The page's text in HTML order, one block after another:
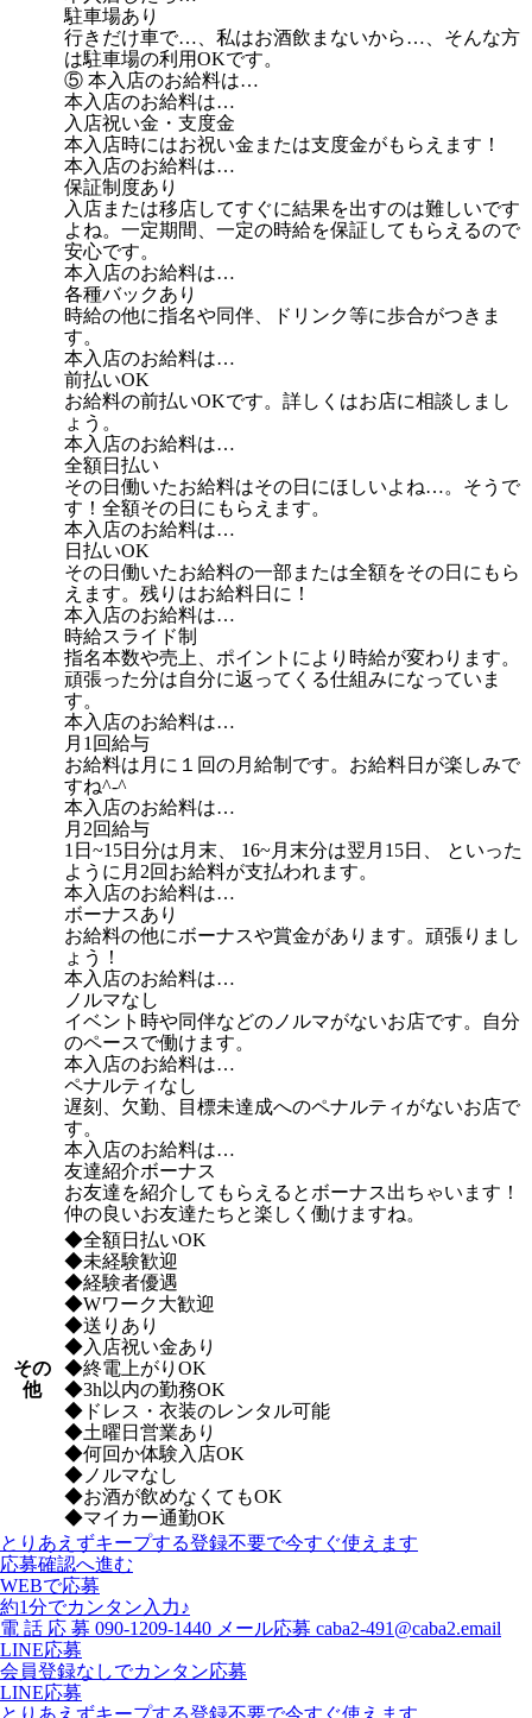
駐車場あり
行きだけ車で…、私はお酒飲まないから…、そんな方
は駐車場の利用OKです。
⑤ 本入店のお給料は…
本入店のお給料は…
入店祝い金・支度金
本入店時にはお祝い金または支度金がもらえます！
本入店のお給料は…
保証制度あり
入店または移店してすぐに結果を出すのは難しいです
よね。一定期間、一定の時給を保証してもらえるので
安心です。
本入店のお給料は…
各種バックあり
時給の他に指名や同伴、ドリンク等に歩合がつきま
す。
本入店のお給料は…
前払いOK
お給料の前払いOKです。詳しくはお店に相談しまし
ょう。
本入店のお給料は…
全額日払い
その日働いたお給料はその日にほしいよね…。そうで
す！全額その日にもらえます。
本入店のお給料は…
日払いOK
その日働いたお給料の一部または全額をその日にもら
えます。残りはお給料日に！
本入店のお給料は…
時給スライド制
指名本数や売上、ポイントにより時給が変わります。
頑張った分は自分に返ってくる仕組みになっていま
す。
本入店のお給料は…
月1回給与
お給料は月に１回の月給制です。お給料日が楽しみで
すね^-^
本入店のお給料は…
月2回給与
1日~15日分は月末、 16~月末分は翌月15日、 といった
ように月2回お給料が支払われます。
本入店のお給料は…
ボーナスあり
お給料の他にボーナスや賞金があります。頑張りまし
ょう！
本入店のお給料は…
ノルマなし
イベント時や同伴などのノルマがないお店です。自分
のペースで働けます。
本入店のお給料は…
ペナルティなし
遅刻、欠勤、目標未達成へのペナルティがないお店で
す。
本入店のお給料は…
友達紹介ボーナス
お友達を紹介してもらえるとボーナス出ちゃいます！
仲の良いお友達たちと楽しく働けますね。
その
他
◆全額日払いOK
◆未経験歓迎
◆経験者優遇
◆Wワーク大歓迎
◆送りあり
◆入店祝い金あり
◆終電上がりOK
◆3h以内の勤務OK
◆ドレス・衣装のレンタル可能
◆土曜日営業あり
◆何回か体験入店OK
◆ノルマなし
◆お酒が飲めなくてもOK
◆マイカー通勤OK
とりあえずキープする登録不要で今すぐ使えます
応募確認へ進む
WEBで応募
約1分でカンタン入力♪
電 話 応 募 090-1209-1440 メール応募 caba2-491@caba2.email
LINE応募
会員登録なしでカンタン応募
LINE応募
とりあえずキープする登録不要で今すぐ使えます